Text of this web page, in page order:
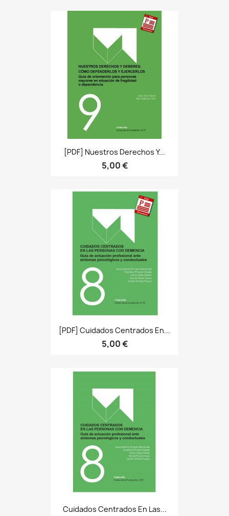
[PDF] Nuestros Derechos Y...
5,00 €
[PDF] Cuidados Centrados En...
5,00 €
Cuidados Centrados En Las...